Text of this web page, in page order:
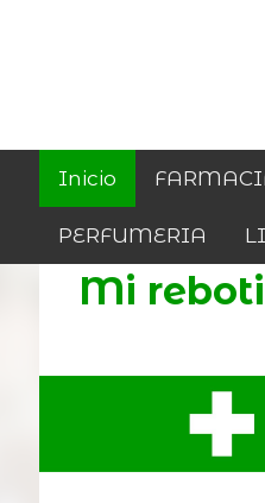
Inicio
PERFUMERIA
Mi